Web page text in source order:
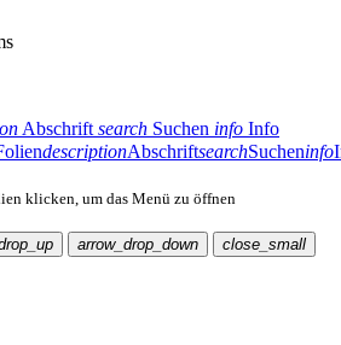
Abschrift search Suchen info Info
descriptionAbschriftsearchSucheninfo
klicken, um das Menü zu öffnen
arrow_drop_down close_small